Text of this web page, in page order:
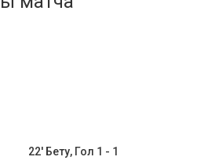
22' Бету, Гол 1 - 1